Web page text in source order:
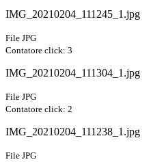
IMG_20210204_111245_1.jpg
File JPG
Contatore click: 3
IMG_20210204_111304_1.jpg
File JPG
Contatore click: 2
IMG_20210204_111238_1.jpg
File JPG